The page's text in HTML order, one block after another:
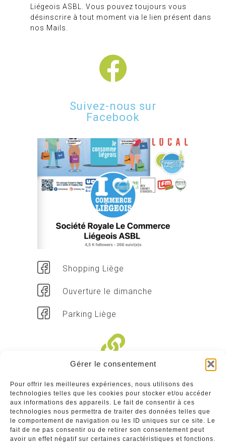
Gérer le consentement
Pour offrir les meilleures expériences, nous utilisons des
technologies telles que les cookies pour stocker et/ou accéder
aux informations des appareils. Le fait de consentir à ces
technologies nous permettra de traiter des données telles que
le comportement de navigation ou les ID uniques sur ce site. Le
fait de ne pas consentir ou de retirer son consentement peut
avoir un effet négatif sur certaines caractéristiques et fonctions.
Liégeois ASBL. Vous pouvez toujours vous
désinscrire à tout moment via le lien présent dans
nos Mails.
Suivez-nous sur
Facebook
Shopping Liège
Ouverture le dimanche
Parking Liège
Commerçants
Annuaire des commerçants : insérez gratuitement
votre activité dans notre annuaire sur notre site ci-
dessous